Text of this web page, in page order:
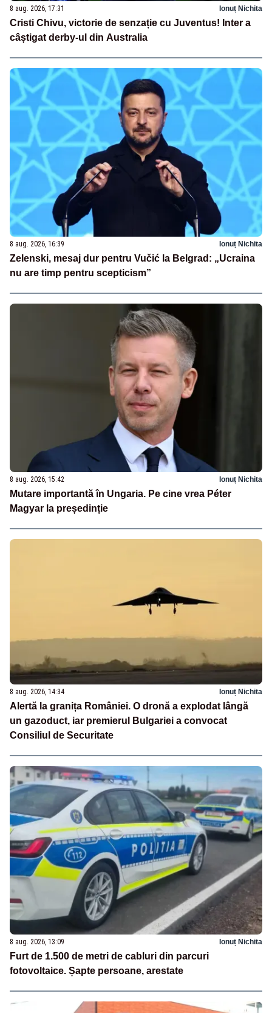
8 aug. 2026, 17:31 Ionuț Nichita
Cristi Chivu, victorie de senzație cu Juventus! Inter a
câștigat derby-ul din Australia
8 aug. 2026, 16:39 Ionuț Nichita
Zelenski, mesaj dur pentru Vučić la Belgrad: „Ucraina
nu are timp pentru scepticism”
8 aug. 2026, 15:42 Ionuț Nichita
Mutare importantă în Ungaria. Pe cine vrea Péter
Magyar la președinție
8 aug. 2026, 14:34 Ionuț Nichita
Alertă la granița României. O dronă a explodat lângă
un gazoduct, iar premierul Bulgariei a convocat
Consiliul de Securitate
8 aug. 2026, 13:09 Ionuț Nichita
Furt de 1.500 de metri de cabluri din parcuri
fotovoltaice. Șapte persoane, arestate